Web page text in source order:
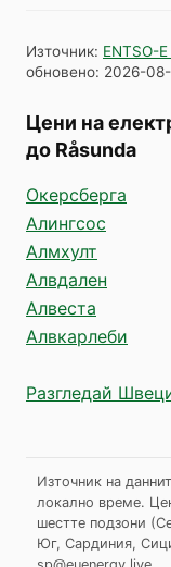
Източник: ENTSO-
обновено: 2026-
Цени на
до Råsunda
Окерсберга
Алингсос
Алмхулт
Алвдален
Алвеста
Алвкарлеби
Разгледай
Източник на
локално време.
шестте подзони
Юг, Сардиния,